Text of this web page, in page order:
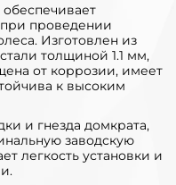
проведении
Изготовлен из
толщиной 1.1 мм,
от коррозии, имеет
к высоким
и гнезда домкрата,
заводскую
легкость установки и